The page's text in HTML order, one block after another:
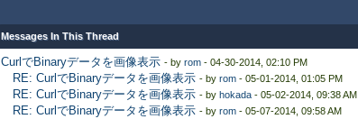
Messages In This Thread
CurlでBinaryデータを画像表示 - by rom - 04-30-2014, 02:10 PM
RE: CurlでBinaryデータを画像表示 - by rom - 05-01-2014, 01:05 PM
RE: CurlでBinaryデータを画像表示 - by hokada - 05-02-2014, 09:38 AM
RE: CurlでBinaryデータを画像表示 - by rom - 05-07-2014, 09:58 AM